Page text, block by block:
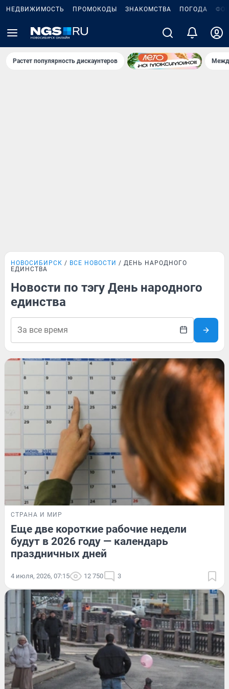
НЕДВИЖИМОСТЬ ПРОМОКОДЫ ЗНАКОМСТВА ПОГОДА
Растет популярность дискаунтеров
НОВОСИБИРСК ВСЕ НОВОСТИ
ДЕНЬ НАРОДНОГО
ЕДИНСТВА
Новости по тэгу День народного
единства
СТРАНА И МИР
Еще две короткие рабочие недели
будут в 2026 году — календарь
праздничных дней
4 июля, 2026, 07:15 12 750 3